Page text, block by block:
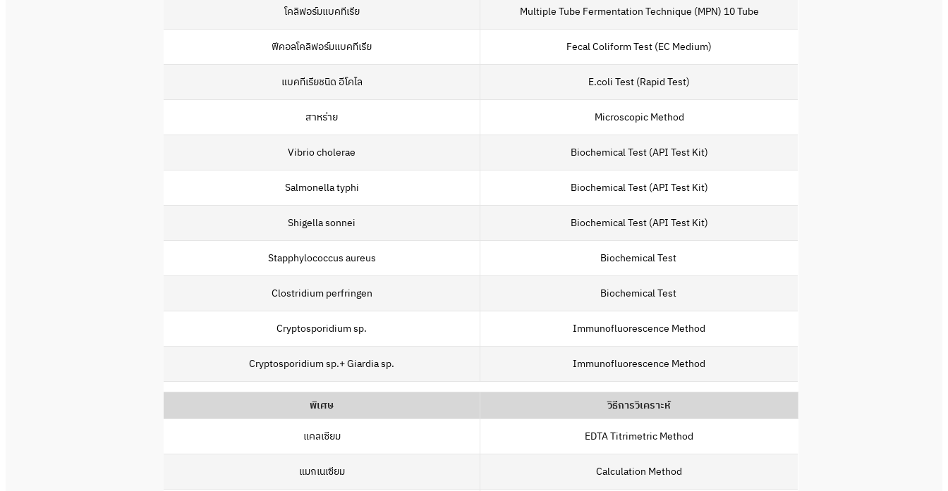
โคลิฟอร์มแบคทีเรีย Multiple Tube Fermentation Technique (MPN) 10 Tube
ฟีคอลโคลิฟอร์มแบคทีเรีย Fecal Coliform Test (EC Medium)
แบคทีเรียชนิด อีโคไล E.coli Test (Rapid Test)
สาหร่าย Microscopic Method
Vibrio cholerae Biochemical Test (API Test Kit)
Salmonella typhi Biochemical Test (API Test Kit)
Shigella sonnei Biochemical Test (API Test Kit)
Stapphylococcus aureus Biochemical Test
Clostridium perfringen Biochemical Test
Cryptosporidium sp. Immunofluorescence Method
Cryptosporidium sp.+ Giardia sp. Immunofluorescence Method
พิเศษ
วิธีการวิเคราะห์
แคลเซียม
EDTA Titrimetric Method
แมกเนเซียม Calculation Method